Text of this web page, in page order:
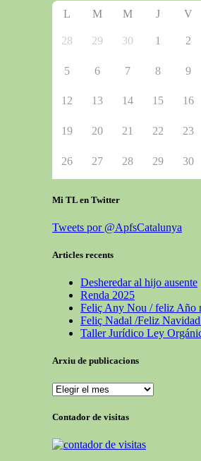
L M M J V
28 29 30 1 2
5 6 7 8 9
12 13 14 15 16
19 20 21 22 23
26 27 28 29 30
Mi TL en Twitter
Tweets por @ApfsCatalunya
Articles recents
Desheredar al hijo ausente
Renda 2025
Feliç Any Nou / feliz Año
Feliç Nadal /Feliz
Taller Jurídico Ley
Arxiu de publicacions
Contador de visitas